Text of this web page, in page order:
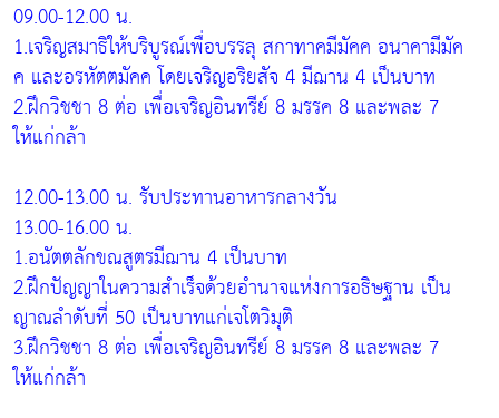
09.00-12.00 น.
1.เจริญสมาธิให้บริบูรณ์เพื่อบรรลุ สกาทาคมีมัคค อนาคามีมัค
ค และอรหัตตมัคค โดยเจริญอริยสัจ 4 มีฌาน 4 เป็นบาท
2.ฝึกวิชชา 8 ต่อ เพื่อเจริญอินทรีย์ 8 มรรค 8 และพละ 7
ให้แก่กล้า
12.00-13.00 น. รับประทานอาหารกลางวัน
13.00-16.00 น.
1.อนัตตลักขณสูตรมีฌาน 4 เป็นบาท
2.ฝึกปัญญาในความสำเร็จด้วยอำนาจแห่งการอธิษฐาน เป็น
ญาณลำดับที่ 50 เป็นบาทแก่เจโตวิมุติ
3.ฝึกวิชชา 8 ต่อ เพื่อเจริญอินทรีย์ 8 มรรค 8 และพละ 7
ให้แก่กล้า